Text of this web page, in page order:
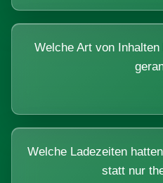
Welche Art von
Welche Ladezeiten
statt nur